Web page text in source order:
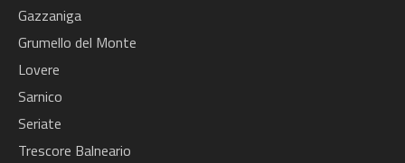
Gazzaniga
Grumello del Monte
Lovere
Sarnico
Seriate
Trescore Balneario